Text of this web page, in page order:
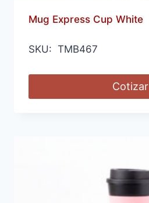
Mug Express Cup White
SKU: TMB467
Cotizar